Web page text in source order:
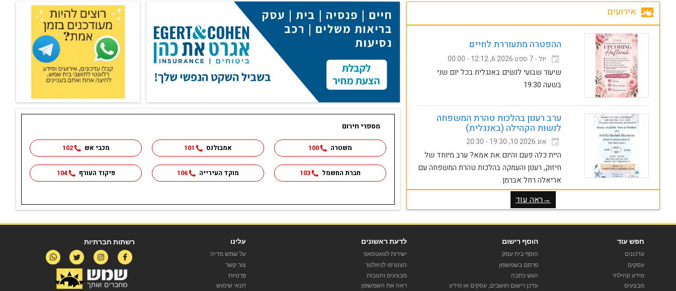
אירועים
ההפטרה מתעוררת לחיים
00:00 - 12:12 ,6 יול - 7 ספט 2026
שיעור שבועי לנשים באנגלית בכל יום שני
בשעה 19:30
ערב רענון בהלכות טהרת המשפחה
לנשות הקהילה (באנגלית)
20:30 - 19:30 ,10 אוג 2026
היית כלה פעם והיום את אמא? ערב מיוחד של
חיזוק, רענון והעמקה בהלכות טהרת המשפחה עם
אריאלה רחל אברמן.
→ראה עוד
מספרי חירום
משטרה 100 אמבולנס 101 מכבי אש 102
חברת החשמל 103 מוקד העירייה 106 פיקוד העורף 104
אודות
צור קשר
הצהרת פרטיות
תנאי שימוש
Powered by Synergy
חפש עוד עלינו לדעת ראשונים הוסף רישום רשתות חברתיות
ישירות לוואטסאפ על שמש מדיה עדכונים
הוסף בית עסק
עסקים
הצטרפו לניוזלטר פרסם בשמשפון
צור קשר
מידע קהילתי
הגש כתבה מבצעים והטבות
פְּרָטִיוּת
תנאי שימוש
עדכן רישום תושבים, עסקים או מידע ראה את השמשפון מבצעים